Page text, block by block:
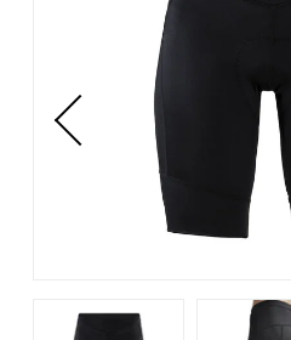
de
tels